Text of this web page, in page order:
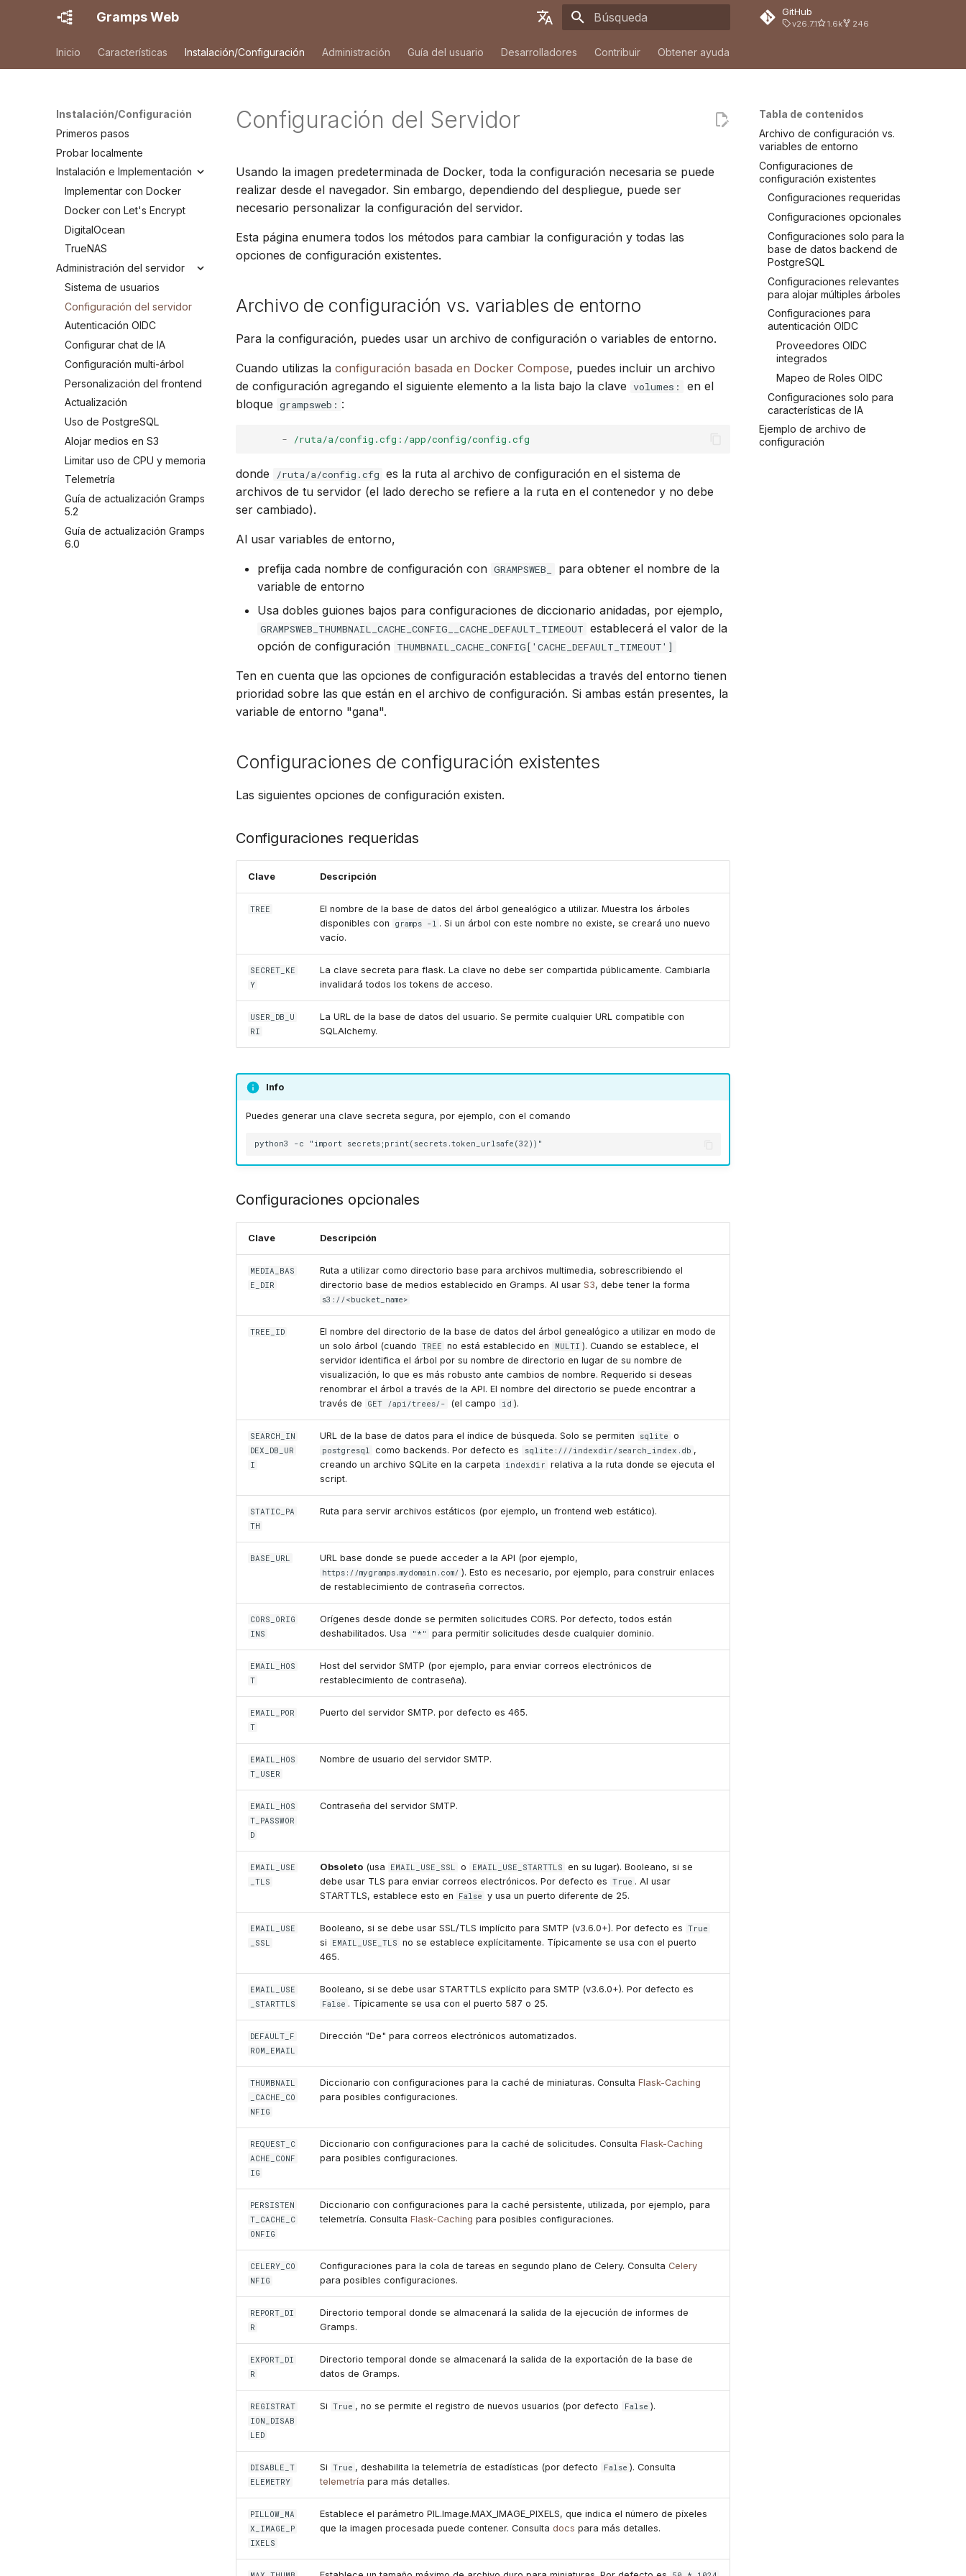
Gramps Web
English
Español
Tiếng Việt
Türkçe
Русский
Dansk
Suomi
Italiano
Українська
GitHub
v26.7.1 1.6k 246
Inicio Características Instalación/Configuración Administración Guía del usuario Desarrolladores Contribuir Obtener ayuda
Instalación/Configuración
Primeros pasos
Probar localmente
Instalación e Implementación
Implementar con Docker
Docker con Let's Encrypt
DigitalOcean
TrueNAS
Administración del servidor
Sistema de usuarios
Configuración del servidor
Autenticación OIDC
Configurar chat de IA
Configuración multi-árbol
Personalización del frontend
Actualización
Uso de PostgreSQL
Alojar medios en S3
Limitar uso de CPU y memoria
Telemetría
Guía de actualización Gramps
5.2
Guía de actualización Gramps
6.0
Tabla de contenidos
Archivo de configuración vs.
variables de entorno
Configuraciones de
configuración existentes
Configuraciones requeridas
Configuraciones opcionales
Configuraciones solo para la
base de datos backend de
PostgreSQL
Configuraciones relevantes
para alojar múltiples árboles
Configuraciones para
autenticación OIDC
Proveedores OIDC
integrados
Mapeo de Roles OIDC
Configuraciones solo para
características de IA
Ejemplo de archivo de
configuración
Configuración del Servidor
Usando la imagen predeterminada de Docker, toda la configuración necesaria se puede
realizar desde el navegador. Sin embargo, dependiendo del despliegue, puede ser
necesario personalizar la configuración del servidor.
Esta página enumera todos los métodos para cambiar la configuración y todas las
opciones de configuración existentes.
Archivo de configuración vs. variables de entorno
Para la configuración, puedes usar un archivo de configuración o variables de entorno.
Cuando utilizas la configuración basada en Docker Compose, puedes incluir un archivo
de configuración agregando el siguiente elemento a la lista bajo la clave volumes:
en el
bloque grampsweb: :
- /ruta/a/config.cfg:/app/config/config.cfg
donde /ruta/a/config.cfg es la ruta al archivo de configuración en el sistema de
archivos de tu servidor (el lado derecho se refiere a la ruta en el contenedor y no debe
ser cambiado).
Al usar variables de entorno,
prefija cada nombre de configuración con GRAMPSWEB_
para obtener el nombre de la
variable de entorno
Usa dobles guiones bajos para configuraciones de diccionario anidadas, por ejemplo,
GRAMPSWEB_THUMBNAIL_CACHE_CONFIG__CACHE_DEFAULT_TIMEOUT establecerá el valor de la
opción de configuración THUMBNAIL_CACHE_CONFIG['CACHE_DEFAULT_TIMEOUT']
Ten en cuenta que las opciones de configuración establecidas a través del entorno tienen
prioridad sobre las que están en el archivo de configuración. Si ambas están presentes, la
variable de entorno "gana".
Configuraciones de configuración existentes
Las siguientes opciones de configuración existen.
Configuraciones requeridas
Clave Descripción
TREE
El nombre de la base de datos del árbol genealógico a utilizar. Muestra los árboles
disponibles con
gramps -l . Si un árbol con este nombre no existe, se creará uno nuevo
vacío.
SECRET_KE
Y
La clave secreta para flask. La clave no debe ser compartida públicamente. Cambiarla
invalidará todos los tokens de acceso.
USER_DB_U
RI
La URL de la base de datos del usuario. Se permite cualquier URL compatible con
SQLAlchemy.
Info
Puedes generar una clave secreta segura, por ejemplo, con el comando
Configuraciones opcionales
Clave Descripción
MEDIA_BAS
E_DIR
Ruta a utilizar como directorio base para archivos multimedia, sobrescribiendo el
directorio base de medios establecido en Gramps. Al usar S3, debe tener la forma
s3://<bucket_name>
TREE_ID
El nombre del directorio de la base de datos del árbol genealógico a utilizar en modo de
un solo árbol (cuando TREE no está establecido en MULTI ). Cuando se establece, el
servidor identifica el árbol por su nombre de directorio en lugar de su nombre de
visualización, lo que es más robusto ante cambios de nombre. Requerido si deseas
renombrar el árbol a través de la API. El nombre del directorio se puede encontrar a
través de
GET /api/trees/- (el campo id ).
SEARCH_IN
DEX_DB_UR
I
URL de la base de datos para el índice de búsqueda. Solo se permiten sqlite o
postgresql como backends. Por defecto es sqlite:///indexdir/search_index.db ,
creando un archivo SQLite en la carpeta
indexdir relativa a la ruta donde se ejecuta el
script.
STATIC_PA
TH
Ruta para servir archivos estáticos (por ejemplo, un frontend web estático).
BASE_URL URL base donde se puede acceder a la API (por ejemplo,
https://mygramps.mydomain.com/ ). Esto es necesario, por ejemplo, para construir enlaces
de restablecimiento de contraseña correctos.
CORS_ORIG
INS
Orígenes desde donde se permiten solicitudes CORS. Por defecto, todos están
deshabilitados. Usa
"*" para permitir solicitudes desde cualquier dominio.
EMAIL_HOS
T
Host del servidor SMTP (por ejemplo, para enviar correos electrónicos de
restablecimiento de contraseña).
EMAIL_POR
T
Puerto del servidor SMTP. por defecto es 465.
EMAIL_HOS
T_USER
Nombre de usuario del servidor SMTP.
EMAIL_HOS
T_PASSWOR
D
Contraseña del servidor SMTP.
EMAIL_USE
_TLS
Obsoleto (usa EMAIL_USE_SSL o EMAIL_USE_STARTTLS en su lugar). Booleano, si se
debe usar TLS para enviar correos electrónicos. Por defecto es True . Al usar
STARTTLS, establece esto en
False y usa un puerto diferente de 25.
EMAIL_USE
_SSL
Booleano, si se debe usar SSL/TLS implícito para SMTP (v3.6.0+). Por defecto es True
si EMAIL_USE_TLS no se establece explícitamente. Típicamente se usa con el puerto
465.
EMAIL_USE
_STARTTLS
Booleano, si se debe usar STARTTLS explícito para SMTP (v3.6.0+). Por defecto es
False . Típicamente se usa con el puerto 587 o 25.
DEFAULT_F
ROM_EMAIL
Dirección "De" para correos electrónicos automatizados.
THUMBNAIL
_CACHE_CO
NFIG
Diccionario con configuraciones para la caché de miniaturas. Consulta Flask-Caching
para posibles configuraciones.
REQUEST_C
ACHE_CONF
IG
Diccionario con configuraciones para la caché de solicitudes. Consulta Flask-Caching
para posibles configuraciones.
PERSISTEN
T_CACHE_C
ONFIG
Diccionario con configuraciones para la caché persistente, utilizada, por ejemplo, para
telemetría. Consulta Flask-Caching para posibles configuraciones.
CELERY_CO
NFIG
Configuraciones para la cola de tareas en segundo plano de Celery. Consulta Celery
para posibles configuraciones.
REPORT_DI
R
Directorio temporal donde se almacenará la salida de la ejecución de informes de
Gramps.
EXPORT_DI
R
Directorio temporal donde se almacenará la salida de la exportación de la base de
datos de Gramps.
REGISTRAT
ION_DISAB
LED
Si True , no se permite el registro de nuevos usuarios (por defecto False ).
DISABLE_T
ELEMETRY
Si True , deshabilita la telemetría de estadísticas (por defecto False ). Consulta
telemetría para más detalles.
PILLOW_MA
X_IMAGE_P
IXELS
Establece el parámetro PIL.Image.MAX_IMAGE_PIXELS, que indica el número de píxeles
que la imagen procesada puede contener. Consulta docs para más detalles.